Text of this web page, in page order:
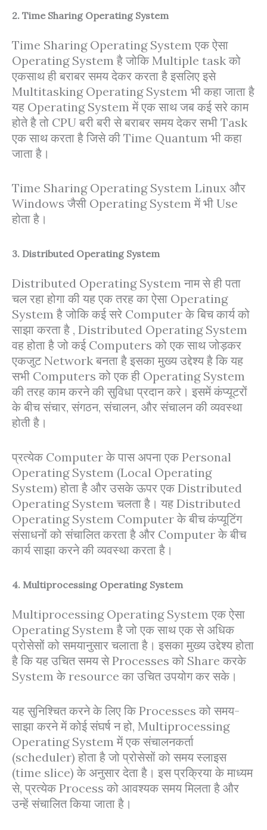
2. Time Sharing Operating System
Time Sharing Operating System एक ऐसा
Operating System है जोकि Multiple task को
एकसाथ ही बराबर समय देकर करता है इसलिए इसे
Multitasking Operating System भी कहा जाता है
यह Operating System में एक साथ जब कई सरे काम
होते है तो CPU बरी बरी से बराबर समय देकर सभी Task
एक साथ करता है जिसे की Time Quantum भी कहा
जाता है।
Time Sharing Operating System Linux और
Windows जैसी Operating System में भी Use
होता है।
3. Distributed Operating System
Distributed Operating System नाम से ही पता
चल रहा होगा की यह एक तरह का ऐसा Operating
System है जोकि कई सरे Computer के बिच कार्य को
साझा करता है , Distributed Operating System
वह होता है जो कई Computers को एक साथ जोड़कर
एकजुट Network बनता है इसका मुख्य उद्देश्य है कि यह
सभी Computers को एक ही Operating System
की तरह काम करने की सुविधा प्रदान करे। इसमें कंप्यूटरों
के बीच संचार, संगठन, संचालन, और संचालन की व्यवस्था
होती है।
प्रत्येक Computer के पास अपना एक Personal
Operating System (Local Operating
System) होता है और उसके ऊपर एक Distributed
Operating System चलता है। यह Distributed
Operating System Computer के बीच कंप्यूटिंग
संसाधनों को संचालित करता है और Computer के बीच
कार्य साझा करने की व्यवस्था करता है।
4. Multiprocessing Operating System
Multiprocessing Operating System एक ऐसा
Operating System है जो एक साथ एक से अधिक
प्रोसेसों को समयानुसार चलाता है। इसका मुख्य उद्देश्य होता
है कि यह उचित समय से Processes को Share करके
System के resource का उचित उपयोग कर सके।
यह सुनिश्चित करने के लिए कि Processes को समय-
साझा करने में कोई संघर्ष न हो, Multiprocessing
Operating System में एक संचालनकर्ता
(scheduler) होता है जो प्रोसेसों को समय स्लाइस
(time slice) के अनुसार देता है। इस प्रक्रिया के माध्यम
से, प्रत्येक Process को आवश्यक समय मिलता है और
उन्हें संचालित किया जाता है।